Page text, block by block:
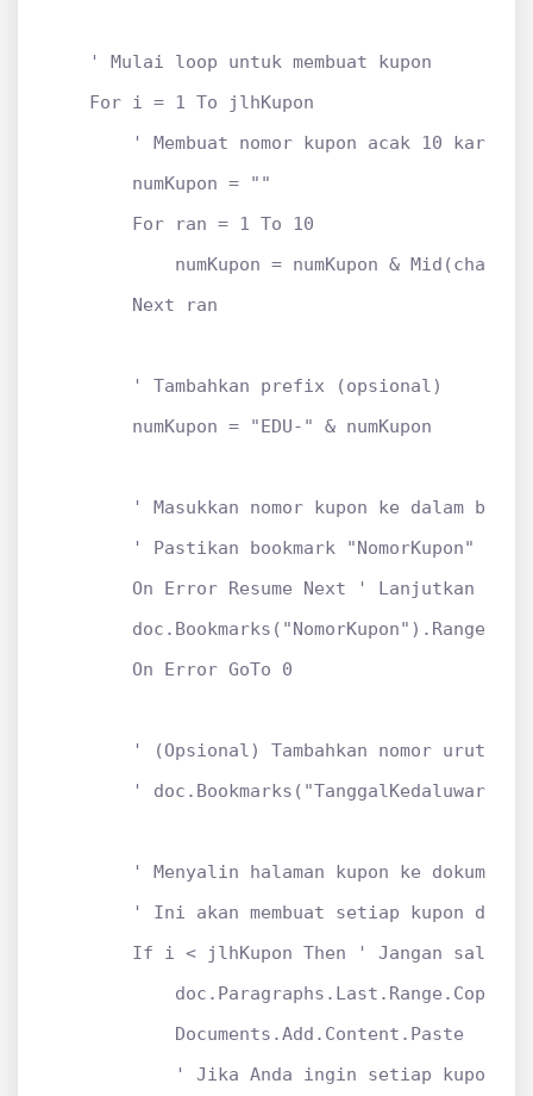
    ' Mulai loop untuk membuat kupon
    For i = 1 To jlhKupon
' Membuat nomor kupon acak 10
        numKupon = ""
        For ran = 1 To 10
numKupon = numKupon &
        Next ran
        ' Tambahkan prefix (opsional)
        numKupon = "EDU-" & numKupon
' Masukkan nomor kupon ke dalam
' Pastikan bookmark "NomorKupon"
On Error Resume Next ' Lanjutkan
        On Error GoTo 0
' (Opsional) Tambahkan nomor urut
'
' Menyalin halaman kupon ke dokumen
' Ini akan membuat setiap kupon di
If i < jlhKupon Then ' Jangan salin
            doc.Paragraphs.Last.Range.Copy
            Documents.Add.Content.Paste
' Jika Anda ingin setiap kupon